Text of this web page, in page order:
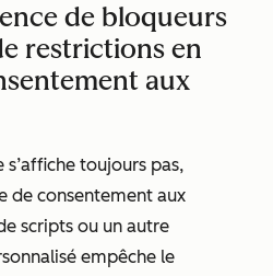
de bloqueurs
restrictions en
aux
toujours pas,
de consentement aux
scripts ou un autre
empêche le